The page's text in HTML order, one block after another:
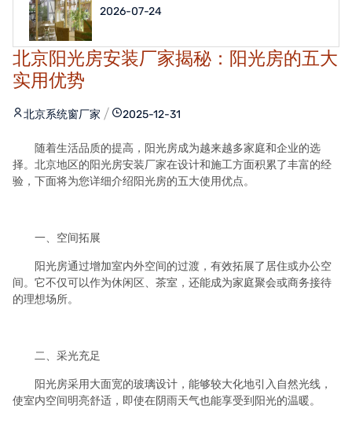
2026-07-24
北京阳光房安装厂家揭秘：阳光房的五大
实用优势
北京系统窗厂家 2025-12-31
随着生活品质的提高，阳光房成为越来越多家庭和企业的选
择。北京地区的阳光房安装厂家在设计和施工方面积累了丰富的经
验，下面将为您详细介绍阳光房的五大使用优点。
一、空间拓展
阳光房通过增加室内外空间的过渡，有效拓展了居住或办公空
间。它不仅可以作为休闲区、茶室，还能成为家庭聚会或商务接待
的理想场所。
二、采光充足
阳光房采用大面宽的玻璃设计，能够较大化地引入自然光线，
使室内空间明亮舒适，即使在阴雨天气也能享受到阳光的温暖。